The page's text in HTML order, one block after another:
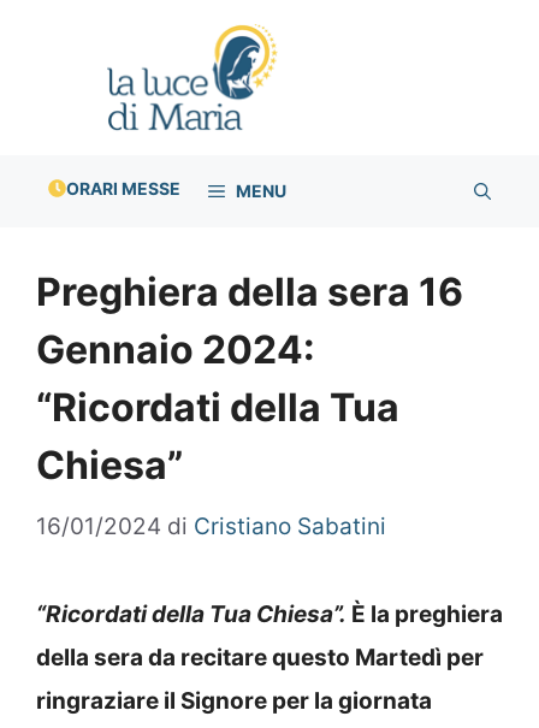
ORARI MESSE MENU
Preghiera della sera 16
Gennaio 2024:
“Ricordati della Tua
Chiesa”
16/01/2024 di Cristiano Sabatini
“Ricordati della Tua Chiesa”. È la preghiera
della sera da recitare questo Martedì per
ringraziare il Signore per la giornata